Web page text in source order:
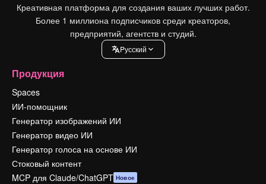
Креативная платформа для создания ваших лучших работ.
Более 1 миллиона подписчиков среди креаторов,
предприятий, агентств и студий.
Pусский
Продукция
Spaces
ИИ-помощник
Генератор изображений ИИ
Генератор видео ИИ
Генератор голоса на основе ИИ
Стоковый контент
MCP для Claude/ChatGPT Новое